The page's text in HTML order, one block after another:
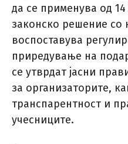
да се применува од
законско решение со
воспоставува
приредување на
се утврдат јасни
за организаторите,
транспарентност и
учесниците.